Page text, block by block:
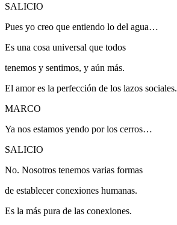
SALICIO
Pues yo creo que entiendo lo del agua…
Es una cosa universal que todos
tenemos y sentimos, y aún más.
El amor es la perfección de los lazos sociales.
MARCO
Ya nos estamos yendo por los cerros…
SALICIO
No. Nosotros tenemos varias formas
de establecer conexiones humanas.
Es la más pura de las conexiones.